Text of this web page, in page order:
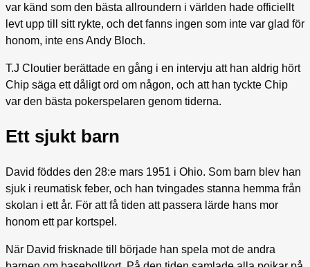
var känd som den bästa allroundern i världen hade officiellt
levt upp till sitt rykte, och det fanns ingen som inte var glad för
honom, inte ens Andy Bloch.
T.J Cloutier berättade en gång i en intervju att han aldrig hört
Chip säga ett dåligt ord om någon, och att han tyckte Chip
var den bästa pokerspelaren genom tiderna.
Ett sjukt barn
David föddes den 28:e mars 1951 i Ohio. Som barn blev han
sjuk i reumatisk feber, och han tvingades stanna hemma från
skolan i ett år. För att få tiden att passera lärde hans mor
honom ett par kortspel.
När David frisknade till började han spela mot de andra